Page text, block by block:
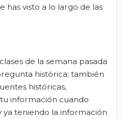
has visto a lo largo de las
de la semana pasada
histórica; también
históricas,
información cuando
ya teniendo la información